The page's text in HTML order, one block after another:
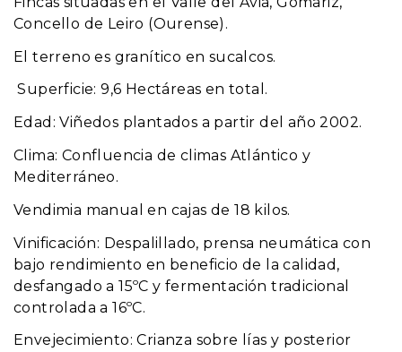
Concello de Leiro (Ourense).
El terreno es granítico en sucalcos.
Superficie: 9,6 Hectáreas en total.
Edad: Viñedos plantados a partir del año 2002.
Clima: Confluencia de climas Atlántico y
Mediterráneo.
Vendimia manual en cajas de 18 kilos.
Vinificación: Despalillado, prensa neumática con
bajo rendimiento en beneficio de la calidad,
desfangado a 15ºC y fermentación tradicional
controlada a 16ºC.
Envejecimiento: Crianza sobre lías y posterior